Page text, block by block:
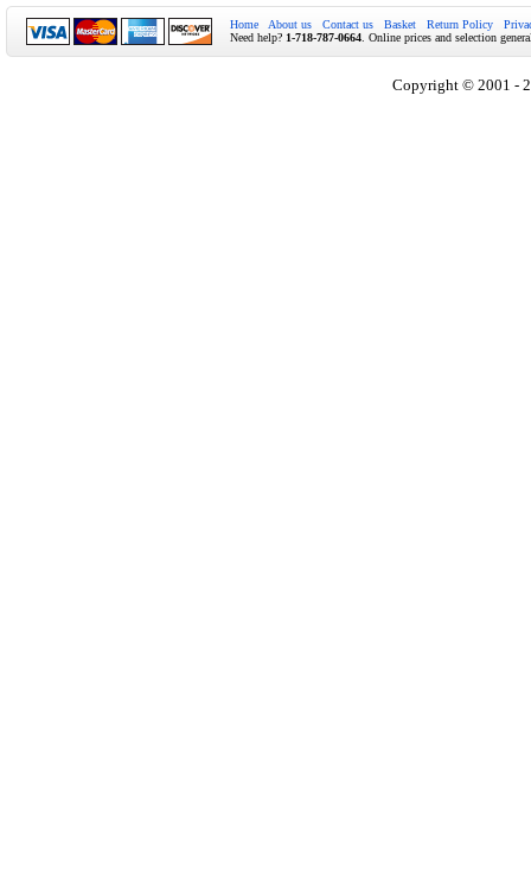
Home About us Contact us Basket Return Policy
Need help? 1-718-787-0664 . Online prices and selection
Copyright © 2001 -